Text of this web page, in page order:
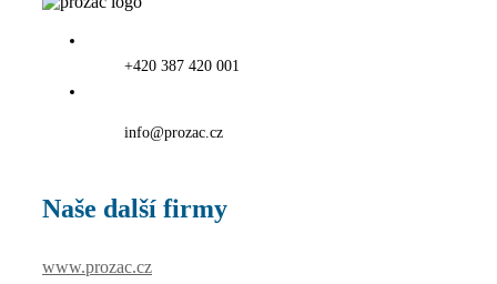
+420 387 420 001
info@prozac.cz
Naše další firmy
www.prozac.cz